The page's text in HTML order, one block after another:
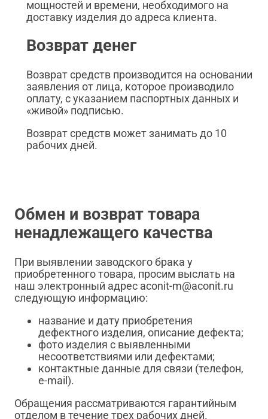
мощностей и времени, необходимого на
доставку изделия до адреса клиента.
Возврат денег
Возврат средств производится на основании
заявления от лица, которое производило
оплату, с указанием паспортных данных и
«живой» подписью.
Возврат средств может занимать до 10
рабочих дней.
Обмен и возврат товара
ненадлежащего качества
При выявлении заводского брака у
приобретенного товара, просим выслать на
наш электронный адрес aconit-m@aconit.ru
следующую информацию:
название и дату приобретения
дефектного изделия, описание дефекта;
фото изделия с выявленными
несоответствиями или дефектами;
контактные данные для связи (телефон,
e-mail).
Обращения рассматриваются гарантийным
отделом в течение трех рабочих дней.